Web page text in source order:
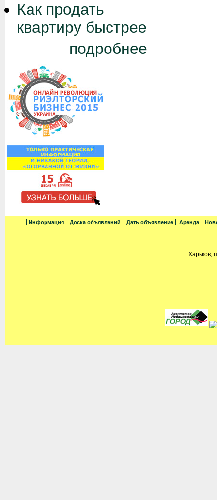
Как продать
квартиру быстрее
подробнее
Информация Доска объявлений Дать объявление Аренда
г.Харьков,